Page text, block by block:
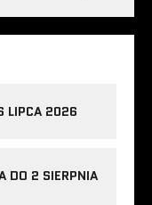
LIPCA 2026
DO 2 SIERPNIA